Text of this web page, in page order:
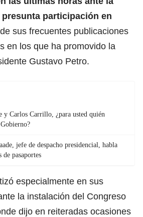
participación en
sus frecuentes publicaciones
en los que ha promovido la
Gustavo Petro.
y Carlos Carrillo, ¿para usted quién
jefe de despacho presidencial, habla
de pasaportes
especialmente en sus
la instalación del Congreso
dijo en reiteradas ocasiones